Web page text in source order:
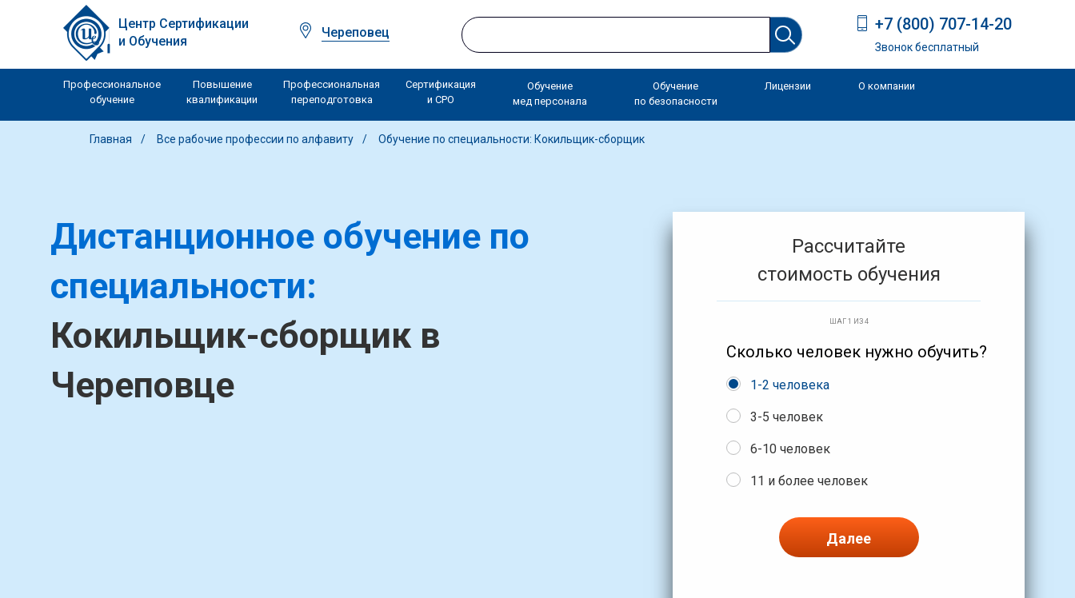
Центр Сертификации
и Обучения
Череповец +7 (800) 707-14-20
Звонок бесплатный
Профессиональное
обучение
Повышение
квалификации
Профессиональная
переподготовка
Сертификация
и СРО
Обучение
мед персонала
Обучение
по безопасности
Лицензии О компании
Главная Все рабочие профессии по алфавиту Обучение по специальности: Кокильщик-сборщик
Дистанционное обучение по
специальности:
Кокильщик-сборщик в
Череповце
Рассчитайте
стоимость обучения
ШАГ 1 ИЗ 4
Сколько человек нужно обучить?
1-2 человека
3-5 человек
6-10 человек
11 и более человек
Далее